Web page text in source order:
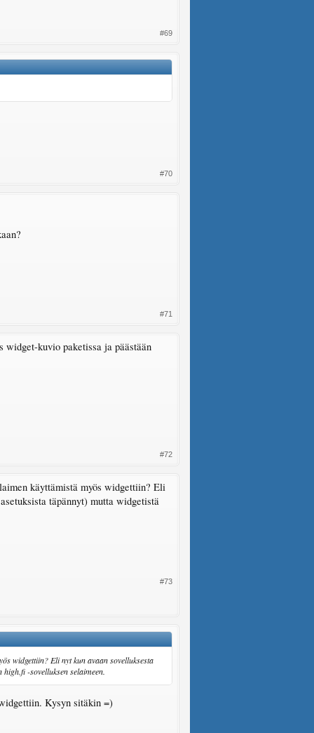
#69
#70
#71
widget-kuvio paketissa ja päästään
#72
käyttämistä myös widgettiin? Eli
täpännyt) mutta widgetistä
#73
widgettiin? Eli nyt kun avaan sovelluksesta
-sovelluksen selaimeen.
Kysyn sitäkin =)